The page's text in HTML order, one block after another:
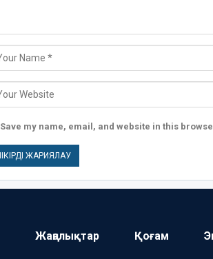
Save my name, email, and website in this
Жаңалықтар Қоғам